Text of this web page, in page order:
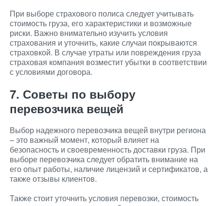
При выборе страхового полиса следует учитывать
стоимость груза, его характеристики и возможные
риски. Важно внимательно изучить условия
страхования и уточнить, какие случаи покрываются
страховкой. В случае утраты или повреждения груза
страховая компания возместит убытки в соответствии
с условиями договора.
7. Советы по выбору
перевозчика вещей
Выбор надежного перевозчика вещей внутри региона
– это важный момент, который влияет на
безопасность и своевременность доставки груза. При
выборе перевозчика следует обратить внимание на
его опыт работы, наличие лицензий и сертификатов, а
также отзывы клиентов.
Также стоит уточнить условия перевозки, стоимость